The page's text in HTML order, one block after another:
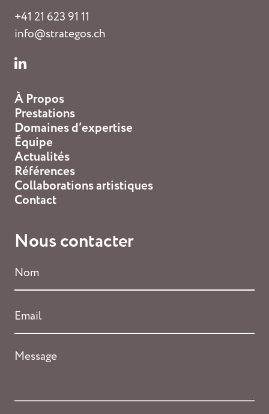
+41 21 623 91 11
info@strategos.ch
À Propos
Prestations
Domaines d’expertise
Équipe
Actualités
Références
Collaborations artistiques
Contact
Nous contacter
*
*
Message